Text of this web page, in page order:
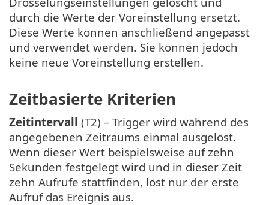
durch die Werte der Voreinstellung ersetzt.
Diese Werte können anschließend angepasst
und verwendet werden. Sie können jedoch
keine neue Voreinstellung erstellen.
Zeitbasierte Kriterien
Zeitintervall (T2) – Trigger wird während des
angegebenen Zeitraums einmal ausgelöst.
Wenn dieser Wert beispielsweise auf zehn
Sekunden festgelegt wird und in dieser Zeit
zehn Aufrufe stattfinden, löst nur der erste
Aufruf das Ereignis aus.